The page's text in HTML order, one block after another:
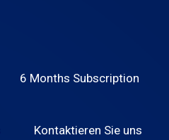
6 Months Subscription
Kontaktieren Sie uns